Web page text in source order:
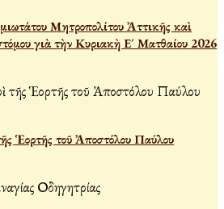
Μητροπολίτου Ἀττικῆς καὶ
γιὰ τὴν Κυριακὴ Ε´ Ματθαίου 2026
Ἑορτῆς τοῦ Ἀποστόλου Παύλου